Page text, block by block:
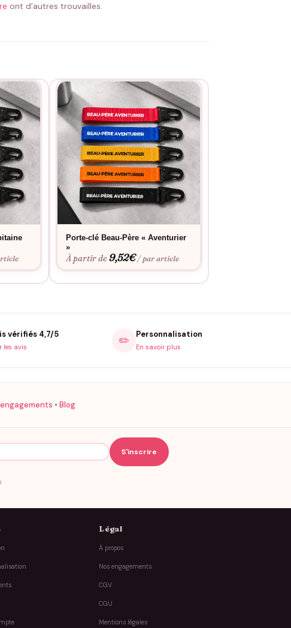
ont d’autres trouvailles.
Porte-clé Beau-Père « Aventurier
»
À partir de9,52€ / par article
vérifiés 4,7/5
les avis ✏️ Personnalisation
En savoir plus
• Blog
Légal
À propos
Nos engagements
CGV
CGU
Mentions légales